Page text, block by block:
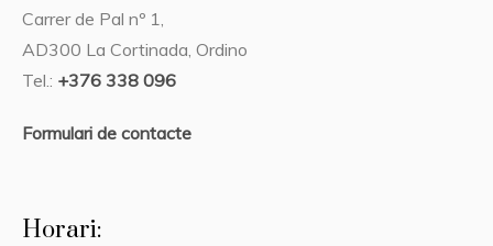
Carrer de Pal nº 1,
AD300 La Cortinada, Ordino
Tel.: +376 338 096
Formulari de contacte
Horari: